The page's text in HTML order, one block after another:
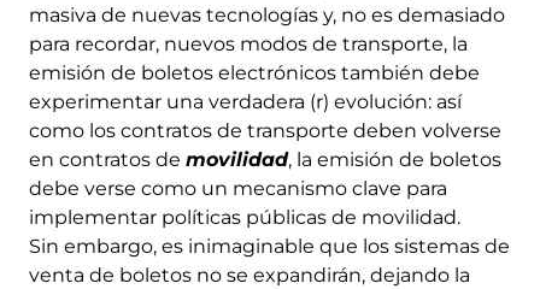
masiva de nuevas tecnologías y, no es demasiado
para recordar, nuevos modos de transporte, la
emisión de boletos electrónicos también debe
experimentar una verdadera (r) evolución: así
como los contratos de transporte deben volverse
en contratos de movilidad, la emisión de boletos
debe verse como un mecanismo clave para
implementar políticas públicas de movilidad.
Sin embargo, es inimaginable que los sistemas de
venta de boletos no se expandirán, dejando la